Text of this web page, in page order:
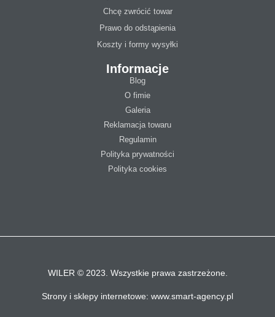
Chcę zwrócić towar
Prawo do odstąpienia
Koszty i formy wysyłki
Informacje
Blog
O fimie
Galeria
Reklamacja towaru
Regulamin
Polityka prywatności
Polityka cookies
WILER © 2023. Wszystkie prawa zastrzeżone.
Strony i sklepy internetowe: www.smart-agency.pl